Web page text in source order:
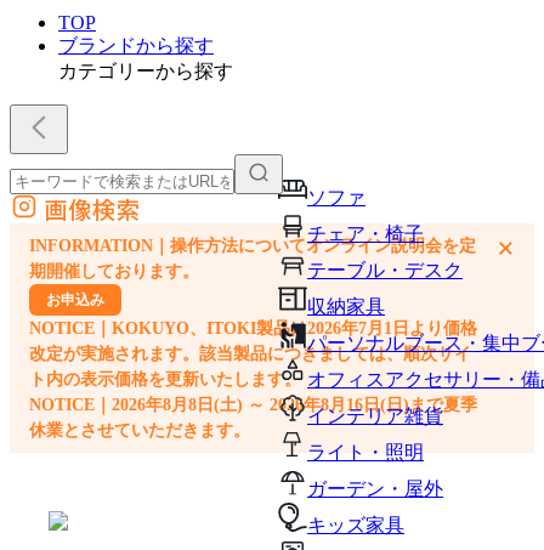
TOP
ブランドから探す
カテゴリーから探す
ソファ
チェア・椅子
テーブル・デスク
収納家具
パーソナルブース・集中
オフィスアクセサリー・備
インテリア雑貨
ライト・照明
ガーデン・屋外
キッズ家具
外部サイトの商品をカートに追加
他のサイトで見つけた商品ページのURLを貼り付けて、カートに追加できます
画像検索
INFORMATION｜操作方法についてオンライン説明会を定
期開催しております。
お申込み
NOTICE｜KOKUYO、ITOKI製品は2026年7月1日より価格
改定が実施されます。該当製品につきましては、順次サイ
ト内の表示価格を更新いたします。
NOTICE｜2026年8月8日(土) ～ 2026年8月16日(日)まで夏季
休業とさせていただきます。
×